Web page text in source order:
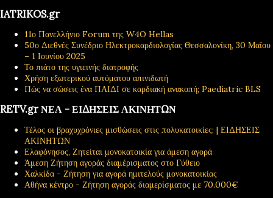
IATRIKOS.gr
11ο Πανελλήνιο Forum της W4O Hellas
50ο Διεθνές Συνέδριο Ηλεκτροκαρδιολογίας Θεσσαλονίκη, 30 Μαΐου
– 1 Ιουνίου 2025
Το πιάτο της υγιεινής διατροφής
Χρήση εξωτερικού αυτόματου απινιδωτή
Πώς να σώσεις ένα ΠΑΙΔΙ σε καρδιακή ανακοπή; Paediatric BLS
RETV.gr ΝΕΑ - ΕΙΔΗΣΕΙΣ ΑΚΙΝΗΤΩΝ
Τέλος οι βραχυχρόνιες μισθώσεις στις πολυκατοικίες; | ΕΙΔΗΣΕΙΣ
ΑΚΙΝΗΤΩΝ
Ελαφόνησος, Ζητείται μονοκατοικία για άμεση αγορά
Άμεση Ζήτηση αγοράς διαμέρισματος στο Γύθειο
Χαλκίδα - Ζήτηση για αγορά ημιτελούς μονοκατοικίας
Αθήνα κέντρο - Ζήτηση αγοράς διαμερίσματος με 70.000€